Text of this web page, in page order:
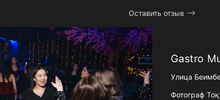
Оставить отзыв
Gastro
Улица
Фотограф